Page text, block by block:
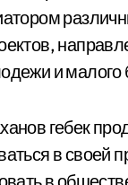
и малого
гебек
в своей